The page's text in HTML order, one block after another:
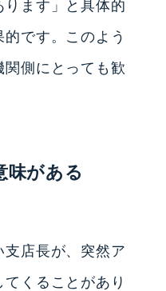
ます」と具体的
です。このよう
側にとっても歓
味がある
店長が、突然ア
くることがあり